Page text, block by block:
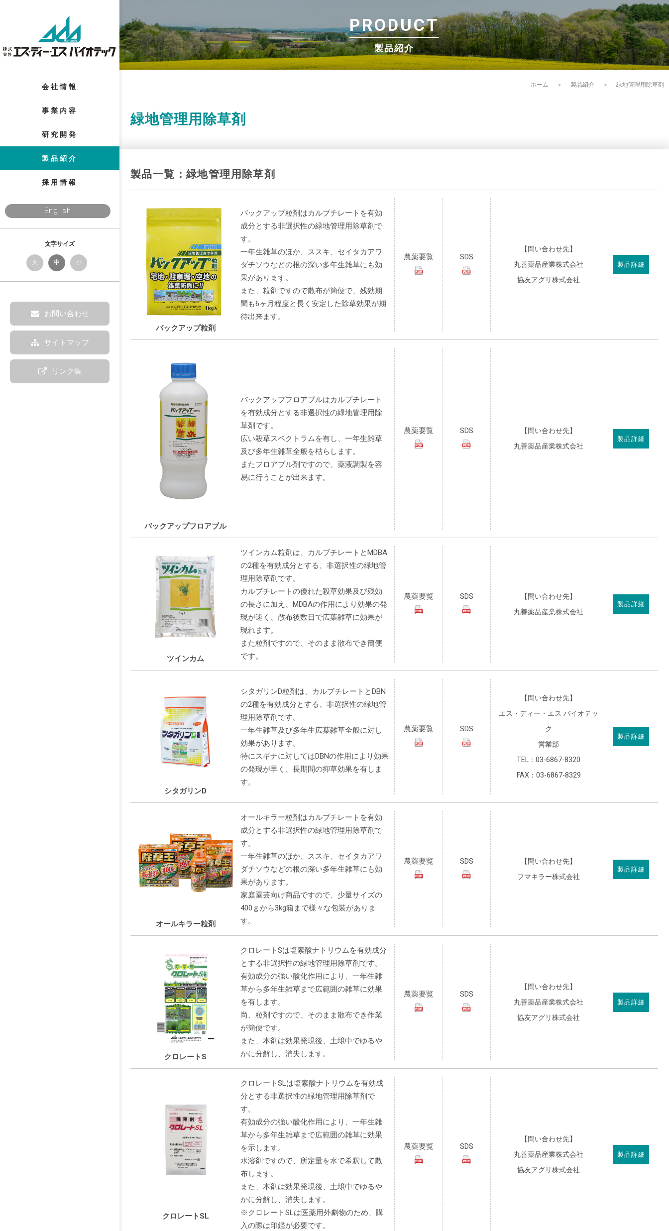
会社情報
事業内容
研究開発
製品紹介
採用情報
English
文字サイズ
大 中 小
お問い合わせ
サイトマップ
リンク集
PRODUCT
製品紹介
ホーム ＞ 製品紹介 ＞ 緑地管理用除草剤
緑地管理用除草剤
製品一覧：緑地管理用除草剤
バックアップ粒剤
バックアップ粒剤はカルブチレートを有効
成分とする非選択性の緑地管理用除草剤で
す。
一年生雑草のほか、ススキ、セイタカアワ
ダチソウなどの根の深い多年生雑草にも効
果があります。
また、粒剤ですので散布が簡便で、残効期
間も6ヶ月程度と長く安定した除草効果が期
待出来ます。
農薬要覧 SDS
【問い合わせ先】
丸善薬品産業株式会社
協友アグリ株式会社
製品詳細
バックアップフロアブル
バックアップフロアブルはカルブチレート
を有効成分とする非選択性の緑地管理用除
草剤です。
広い殺草スペクトラムを有し、一年生雑草
及び多年生雑草全般を枯らします。
またフロアブル剤ですので、薬液調製を容
易に行うことが出来ます。
農薬要覧 SDS
【問い合わせ先】
丸善薬品産業株式会社
製品詳細
ツインカム
ツインカム粒剤は、カルブチレートとMDBA
の2種を有効成分とする、非選択性の緑地管
理用除草剤です。
カルブチレートの優れた殺草効果及び残効
の長さに加え、MDBAの作用により効果の発
現が速く、散布後数日で広葉雑草に効果が
現れます。
また粒剤ですので、そのまま散布でき簡便
です。
農薬要覧 SDS
【問い合わせ先】
丸善薬品産業株式会社
製品詳細
シタガリンD
シタガリンD粒剤は、カルブチレートとDBN
の2種を有効成分とする、非選択性の緑地管
理用除草剤です。
一年生雑草及び多年生広葉雑草全般に対し
効果があります。
特にスギナに対してはDBNの作用により効果
の発現が早く、長期間の抑草効果を有しま
す。
農薬要覧 SDS
【問い合わせ先】
エス・ディー・エス バイオテッ
ク
営業部
TEL：03-6867-8320
FAX：03-6867-8329
製品詳細
オールキラー粒剤
オールキラー粒剤はカルブチレートを有効
成分とする非選択性の緑地管理用除草剤で
す。
一年生雑草のほか、ススキ、セイタカアワ
ダチソウなどの根の深い多年生雑草にも効
果があります。
家庭園芸向け商品ですので、少量サイズの
400ｇから3kg箱まで様々な包装がありま
す。
農薬要覧 SDS
【問い合わせ先】
フマキラー株式会社
製品詳細
クロレートS
クロレートSは塩素酸ナトリウムを有効成分
とする非選択性の緑地管理用除草剤です。
有効成分の強い酸化作用により、一年生雑
草から多年生雑草まで広範囲の雑草に効果
を有します。
尚、粒剤ですので、そのまま散布でき作業
が簡便です。
また、本剤は効果発現後、土壌中でゆるや
かに分解し、消失します。
農薬要覧 SDS
【問い合わせ先】
丸善薬品産業株式会社
協友アグリ株式会社
製品詳細
クロレートSL
クロレートSLは塩素酸ナトリウムを有効成
分とする非選択性の緑地管理用除草剤で
す。
有効成分の強い酸化作用により、一年生雑
草から多年生雑草まで広範囲の雑草に効果
を示します。
水溶剤ですので、所定量を水で希釈して散
布します。
また、本剤は効果発現後、土壌中でゆるや
かに分解し、消失します。
※クロレートSLは医薬用外劇物のため、購
入の際は印鑑が必要です。
農薬要覧 SDS
【問い合わせ先】
丸善薬品産業株式会社
協友アグリ株式会社
製品詳細